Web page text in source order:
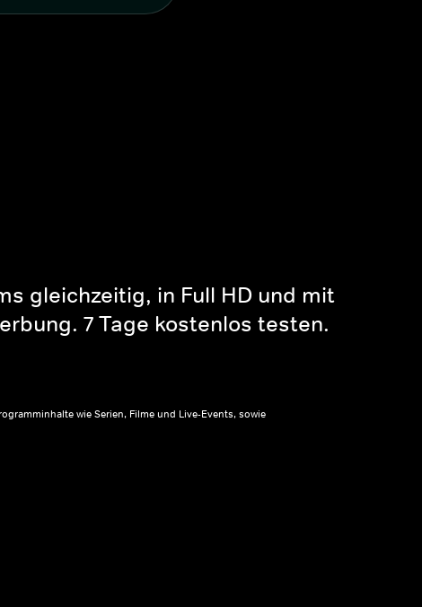
gleichzeitig, in Full HD und mit
7 Tage kostenlos testen.
wie Serien, Filme und Live-Events, sowie